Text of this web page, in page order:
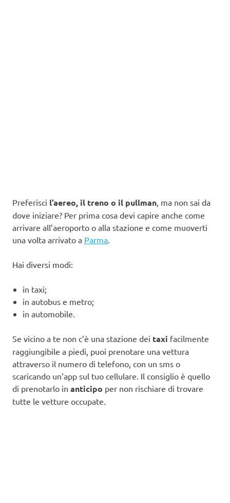
Preferisci l’aereo, il treno o il pullman, ma non sai da
dove iniziare? Per prima cosa devi capire anche come
arrivare all’aeroporto o alla stazione e come muoverti
una volta arrivato a Parma.
Hai diversi modi:
in taxi;
in autobus e metro;
in automobile.
Se vicino a te non c’è una stazione dei taxi facilmente
raggiungibile a piedi, puoi prenotare una vettura
attraverso il numero di telefono, con un sms o
scaricando un’app sul tuo cellulare. Il consiglio è quello
di prenotarlo in anticipo per non rischiare di trovare
tutte le vetture occupate.